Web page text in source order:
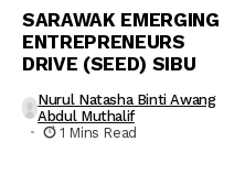
SARAWAK EMERGING
ENTREPRENEURS
DRIVE (SEED) SIBU
Nurul Natasha Binti Awang
Abdul Muthalif
1 Mins Read